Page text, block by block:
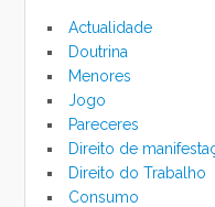
Actualidade
Doutrina
Menores
Jogo
Pareceres
Direito de
Direito do Trabalho
Consumo